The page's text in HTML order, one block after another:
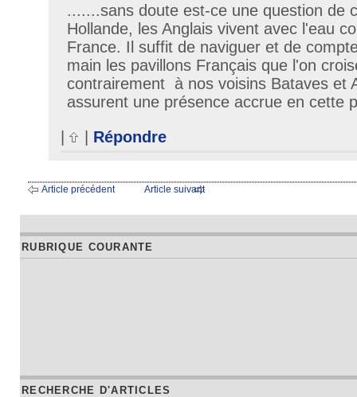
.......sans doute est-ce une question de
Hollande, les Anglais vivent avec l'eau
France. Il suffit de naviguer et de
main les pavillons Français que l'on
contrairement à nos voisins Bataves et
assurent une présence accrue en cette
Répondre
Article précédent Article suivant
RUBRIQUE COURANTE
RECHERCHE D'ARTICLES